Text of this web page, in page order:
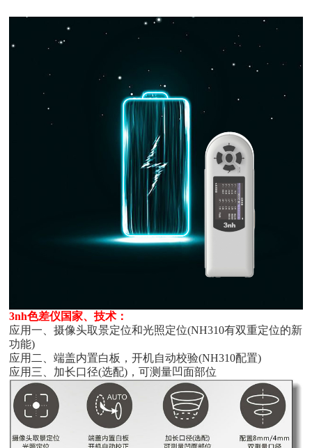
3nh色差仪国家、技术：
应用一、摄像头取景定位和光照定位(NH310有双重定位的新
功能)
应用二、端盖内置白板，开机自动校验(NH310配置)
应用三、加长口径(选配)，可测量凹面部位